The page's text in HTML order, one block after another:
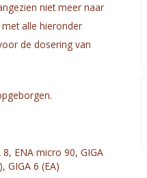
niet meer naar
alle hieronder
de dosering van
ENA micro 90, GIGA
GIGA 6 (EA)